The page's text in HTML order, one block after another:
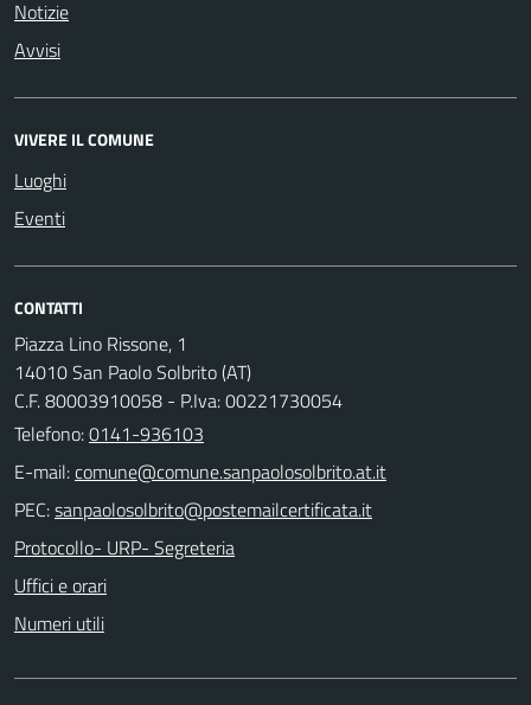
Notizie
Avvisi
VIVERE IL COMUNE
Luoghi
Eventi
CONTATTI
Piazza Lino Rissone, 1
14010 San Paolo Solbrito (AT)
C.F. 80003910058 - P.Iva: 00221730054
Telefono:0141-936103
E-mail:
PEC:
Protocollo- URP- Segreteria
Uffici e orari
Numeri utili